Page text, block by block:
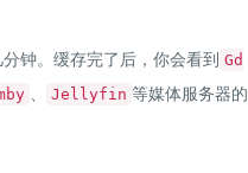
钟。缓存完了后，你会看到 Gd
、 Jellyfin 等媒体服务器的